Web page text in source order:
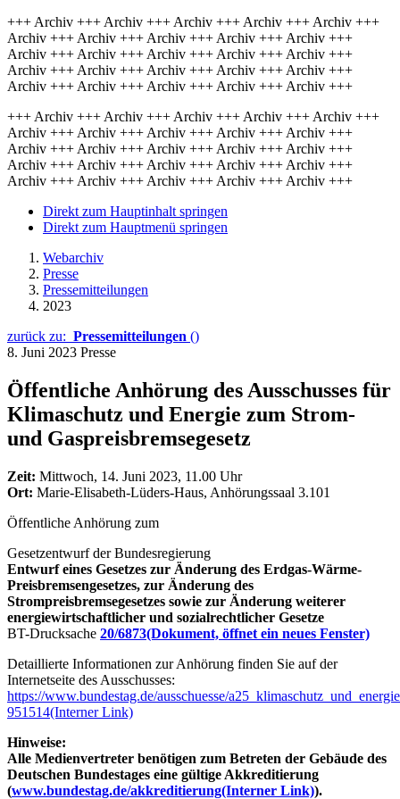
+++ Archiv +++ Archiv +++ Archiv +++ Archiv +++ Archiv +++
Archiv +++ Archiv +++ Archiv +++ Archiv +++ Archiv +++
Archiv +++ Archiv +++ Archiv +++ Archiv +++ Archiv +++
Archiv +++ Archiv +++ Archiv +++ Archiv +++ Archiv +++
Archiv +++ Archiv +++ Archiv +++ Archiv +++ Archiv +++
+++ Archiv +++ Archiv +++ Archiv +++ Archiv +++ Archiv +++
Archiv +++ Archiv +++ Archiv +++ Archiv +++ Archiv +++
Archiv +++ Archiv +++ Archiv +++ Archiv +++ Archiv +++
Archiv +++ Archiv +++ Archiv +++ Archiv +++ Archiv +++
Archiv +++ Archiv +++ Archiv +++ Archiv +++ Archiv +++
Direkt zum Hauptinhalt springen
Direkt zum Hauptmenü springen
Webarchiv
Presse
Pressemitteilungen
2023
zurück zu: Pressemitteilungen ()
8. Juni 2023 Presse
Öffentliche Anhörung des Ausschusses für
Klimaschutz und Energie zum Strom-
und Gaspreisbremsegesetz
Zeit: Mittwoch, 14. Juni 2023, 11.00 Uhr
Ort: Marie-Elisabeth-Lüders-Haus, Anhörungssaal 3.101
Öffentliche Anhörung zum
Gesetzentwurf der Bundesregierung
Entwurf eines Gesetzes zur Änderung des Erdgas-Wärme-
Preisbremsengesetzes, zur Änderung des
Strompreisbremsegesetzes sowie zur Änderung weiterer
energiewirtschaftlicher und sozialrechtlicher Gesetze
BT-Drucksache 20/6873(Dokument, öffnet ein neues Fenster)
Detaillierte Informationen zur Anhörung finden Sie auf der
Internetseite des Ausschusses:
https://www.bundestag.de/ausschuesse/
951514(Interner Link)
Hinweise:
Alle Medienvertreter benötigen zum Betreten der Gebäude des
Deutschen Bundestages eine gültige Akkreditierung
(www.bundestag.de/akkreditierung(Interner Link)).